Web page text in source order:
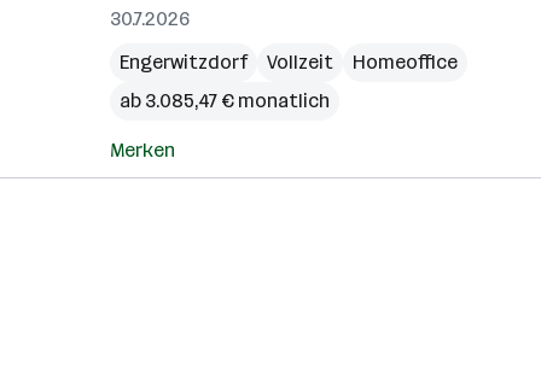
30.7.2026
Engerwitzdorf
Vollzeit
Homeoffice
ab 3.085,47 € monatlich
Merken